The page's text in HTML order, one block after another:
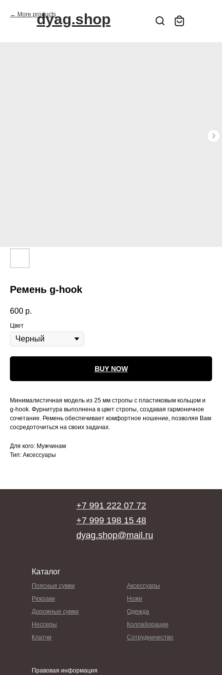
dyag.shop
More products
Ремень g-hook
600 р.
Цвет
BUY NOW
Минималистичная модель из 25 мм стропы с пластиковым кольцом и
g-hook. Фурнитура выполнена в цвет стропы, создавая гармоничное
сочетание. Ремень обеспечивает комфортное ношение, позволяя Вам
сосредоточиться на своих задачах.
Для кого: Мужчинам
Тип: Аксессуары
+7 991 222 07 72
dyag.shop@mail.ru
Правовая информация
Каталог
Поясные сумки Аксессуары
Дорожные сумки Одежда
Коллаборации
Нессеры
Рюкзаки Ножи
Клатчи Сотрудничество
+7 999 198 15 48